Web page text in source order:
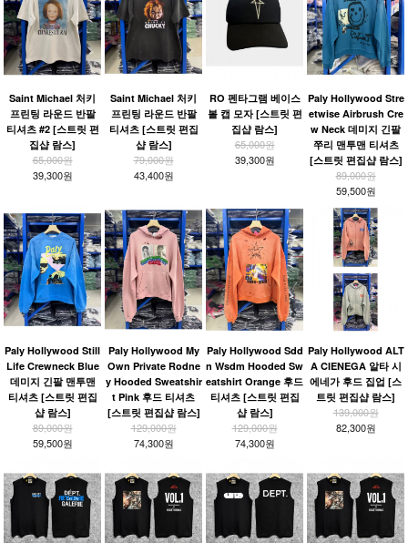
Saint Michael 처키
프린팅 라운드 반팔
티셔츠 #2 [스트릿 편
집샵 람스]
65,000원
39,300원
Saint Michael 처키
프린팅 라운드 반팔
티셔츠 [스트릿 편집
샵 람스]
79,000원
43,400원
RO 펜타그램 베이스
볼 캡 모자 [스트릿 편
집샵 람스]
65,000원
39,300원
Paly Hollywood Stre
etwise Airbrush Cre
w Neck 데미지 긴팔
쭈리 맨투맨 티셔츠
[스트릿 편집샵 람스]
89,000원
59,500원
Paly Hollywood Still
Life Crewneck Blue
데미지 긴팔 맨투맨
티셔츠 [스트릿 편집
샵 람스]
89,000원
59,500원
Paly Hollywood My
Own Private Rodne
y Hooded Sweatshir
t Pink 후드 티셔츠
[스트릿 편집샵 람스]
129,000원
74,300원
Paly Hollywood Sdd
n Wsdm Hooded Sw
eatshirt Orange 후드
티셔츠 [스트릿 편집
샵 람스]
129,000원
74,300원
Paly Hollywood ALT
A CIENEGA 알타 시
에네가 후드 집업 [스
트릿 편집샵 람스]
139,000원
82,300원